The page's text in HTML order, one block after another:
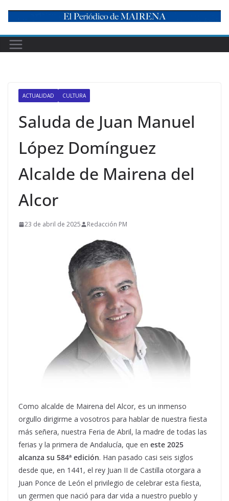
content
ACTUALIDAD CULTURA
Saluda de Juan Manuel
López Domínguez
Alcalde de Mairena del
Alcor
23 de abril de 2025 Redacción PM
Como alcalde de Mairena del Alcor, es un inmenso
orgullo dirigirme a vosotros para hablar de nuestra fiesta
más señera, nuestra Feria de Abril, la madre de todas las
ferias y la primera de Andalucía, que en este 2025
alcanza su 584ª edición. Han pasado casi seis siglos
desde que, en 1441, el rey Juan II de Castilla otorgara a
Juan Ponce de León el privilegio de celebrar esta fiesta,
un germen que nació para dar vida a nuestro pueblo y